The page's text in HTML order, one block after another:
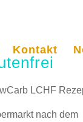
Kontakt
LCHF
nach dem